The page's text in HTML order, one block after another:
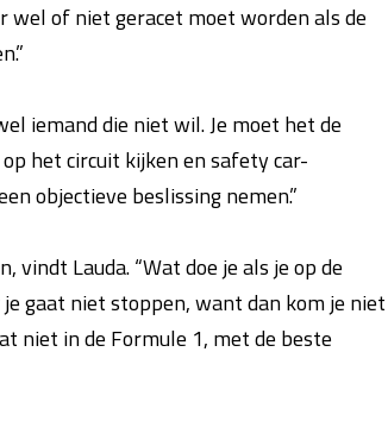
wel of niet geracet moet worden als de
iemand die niet wil. Je moet het de
het circuit kijken en safety car-
objectieve beslissing nemen.”
Lauda. “Wat doe je als je op de
gaat niet stoppen, want dan kom je niet
niet in de Formule 1, met de beste